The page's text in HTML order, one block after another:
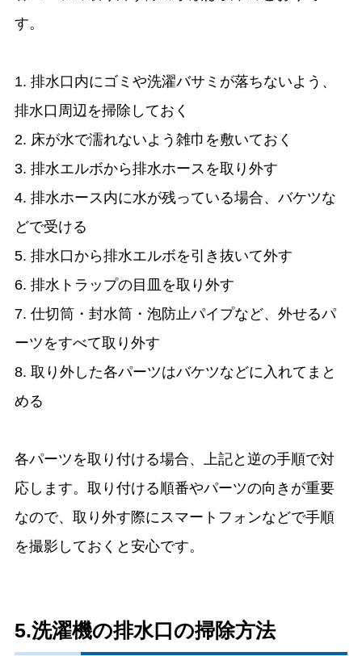
す。
1. 排水口内にゴミや洗濯バサミが落ちないよう、
排水口周辺を掃除しておく
2. 床が水で濡れないよう雑巾を敷いておく
3. 排水エルボから排水ホースを取り外す
4. 排水ホース内に水が残っている場合、バケツな
どで受ける
5. 排水口から排水エルボを引き抜いて外す
6. 排水トラップの目皿を取り外す
7. 仕切筒・封水筒・泡防止パイプなど、外せるパ
ーツをすべて取り外す
8. 取り外した各パーツはバケツなどに入れてまと
める
各パーツを取り付ける場合、上記と逆の手順で対
応します。取り付ける順番やパーツの向きが重要
なので、取り外す際にスマートフォンなどで手順
を撮影しておくと安心です。
5.洗濯機の排水口の掃除方法